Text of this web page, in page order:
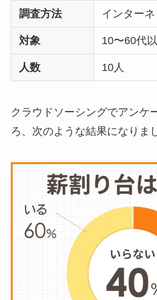
っ
燥
い
い
ウ
し
オ
調査方法 インター
対象 10〜60代
人数 10人
クラウドソーシングでアンケ
ろ、次のような結果になりま